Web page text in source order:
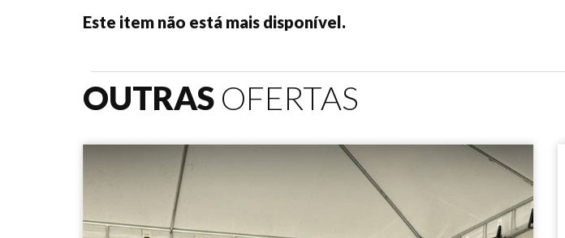
Este item não está mais disponível.
OUTRAS OFERTAS